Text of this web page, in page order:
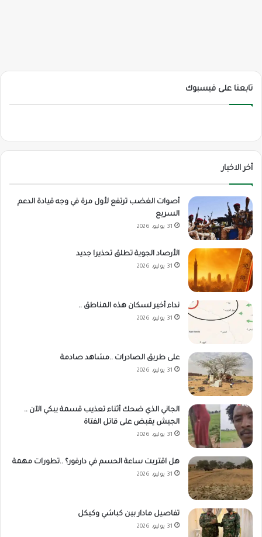
تابعنا على فيسبوك
أخر الاخبار
أصوات الغضب ترتفع لأول مرة في وجه قيادة الدعم
السريع
31 يوليو، 2026
الأرصاد الجوية تطلق تحذيرا جديد
31 يوليو، 2026
نداء أخير لسكان هذه المناطق ..
31 يوليو، 2026
على طريق الصادرات ..مشاهد صادمة
31 يوليو، 2026
الجاني الذي ضحك أثناء تعذيب قسمة يبكي الآن ..
الجيش يقبض على قاتل الفتاة
31 يوليو، 2026
هل اقتربت ساعة الحسم في دارفور؟ ..تطورات مهمة
31 يوليو، 2026
تفاصيل مادار بين كباشي وكيكل
31 يوليو، 2026